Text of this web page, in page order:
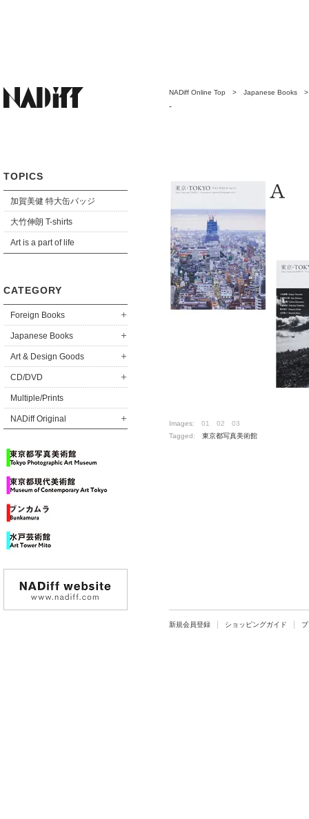
TOPICS
加賀美健 特大缶バッジ
大竹伸朗 T-shirts
Art is a part of life
CATEGORY
Foreign Books
Japanese Books
Art & Design Goods
CD/DVD
Multiple/Prints
NADiff Original
NADiff Online Top > Japanese Books
-
Images: 01 02
03
Tagged: 東京都写真美術館
新規会員登録 ショッピングガイド